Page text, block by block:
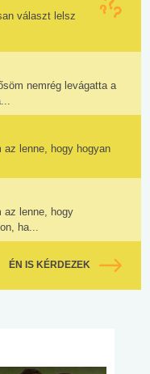
választ lelsz
nemrég levágatta a
lenne, hogy hogyan
az lenne, hogy
ha...
ÉN IS KÉRDEZEK